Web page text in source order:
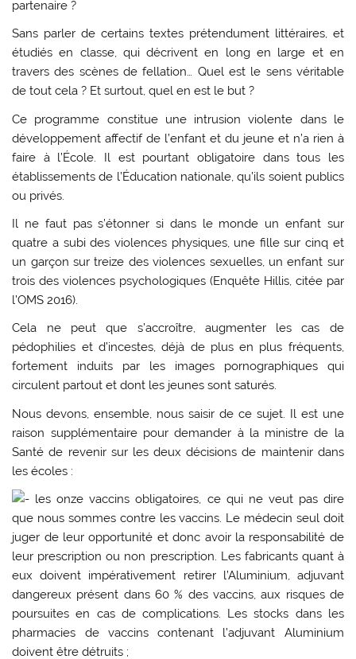
partenaire ?
Sans parler de certains textes prétendument littéraires, et
étudiés en classe, qui décrivent en long en large et en
travers des scènes de fellation… Quel est le sens véritable
de tout cela ? Et surtout, quel en est le but ?
Ce programme constitue une intrusion violente dans le
développement affectif de l’enfant et du jeune et n’a rien à
faire à l’École. Il est pourtant obligatoire dans tous les
établissements de l’Éducation nationale, qu’ils soient publics
ou privés.
Il ne faut pas s’étonner si dans le monde un enfant sur
quatre a subi des violences physiques, une fille sur cinq et
un garçon sur treize des violences sexuelles, un enfant sur
trois des violences psychologiques (Enquête Hillis, citée par
l’OMS 2016).
Cela ne peut que s’accroître, augmenter les cas de
pédophilies et d’incestes, déjà de plus en plus fréquents,
fortement induits par les images pornographiques qui
circulent partout et dont les jeunes sont saturés.
Nous devons, ensemble, nous saisir de ce sujet. Il est une
raison supplémentaire pour demander à la ministre de la
Santé de revenir sur les deux décisions de maintenir dans
les écoles :
les onze vaccins obligatoires, ce qui ne veut pas dire
que nous sommes contre les vaccins. Le médecin seul doit
juger de leur opportunité et donc avoir la responsabilité de
leur prescription ou non prescription. Les fabricants quant à
eux doivent impérativement retirer l’Aluminium, adjuvant
dangereux présent dans 60 % des vaccins, aux risques de
poursuites en cas de complications. Les stocks dans les
pharmacies de vaccins contenant l’adjuvant Aluminium
doivent être détruits ;